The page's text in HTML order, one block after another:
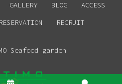
GALLERY BLOG
ACCESS
RESERVATION RECRUIT
Seafood garden